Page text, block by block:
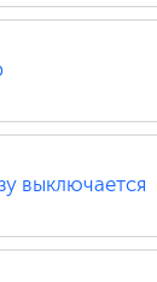
материнской платы
файлов
выключается